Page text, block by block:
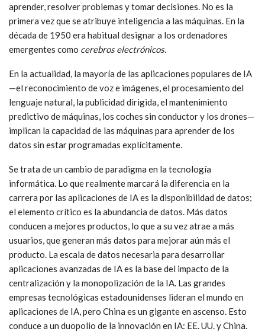
aprender, resolver problemas y tomar decisiones. No es la
primera vez que se atribuye inteligencia a las máquinas. En la
década de 1950 era habitual designar a los ordenadores
emergentes como cerebros electrónicos.
En la actualidad, la mayoría de las aplicaciones populares de IA
—el reconocimiento de voz e imágenes, el procesamiento del
lenguaje natural, la publicidad dirigida, el mantenimiento
predictivo de máquinas, los coches sin conductor y los drones—
implican la capacidad de las máquinas para aprender de los
datos sin estar programadas explícitamente.
Se trata de un cambio de paradigma en la tecnología
informática. Lo que realmente marcará la diferencia en la
carrera por las aplicaciones de IA es la disponibilidad de datos;
el elemento crítico es la abundancia de datos. Más datos
conducen a mejores productos, lo que a su vez atrae a más
usuarios, que generan más datos para mejorar aún más el
producto. La escala de datos necesaria para desarrollar
aplicaciones avanzadas de IA es la base del impacto de la
centralización y la monopolización de la IA. Las grandes
empresas tecnológicas estadounidenses lideran el mundo en
aplicaciones de IA, pero China es un gigante en ascenso. Esto
conduce a un duopolio de la innovación en IA: EE. UU. y China.